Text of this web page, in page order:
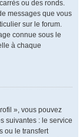
ou des ronds.
messages que vous
sur le forum.
connue sous le
à chaque
», vous pouvez
suivantes : le service
ou le transfert